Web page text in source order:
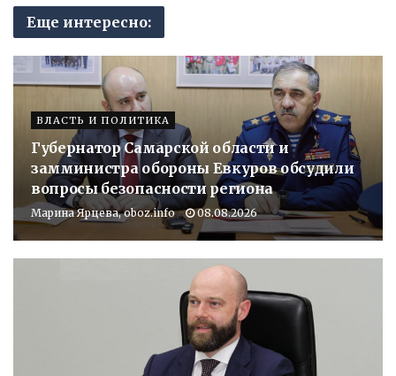
Еще интересно:
ВЛАСТЬ И ПОЛИТИКА
Губернатор Самарской области и
замминистра обороны Евкуров обсудили
вопросы безопасности региона
Марина Ярцева, oboz.info 08.08.2026